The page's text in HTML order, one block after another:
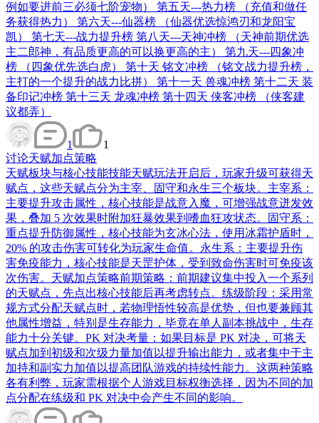
例如要进前三必须七阶宠物） 第五天---热力榜 （充值和做任
务获得热力） 第六天---仙器榜 （仙器优选惊鸿刃和龙阳宝
凯） 第七天---战力提升榜 第八天---天神冲榜 （天神前期优选
主二郎神，有品质更高的可以换更高的主） 第九天---四象冲
榜 （四象优先选白虎） 第十天 铭文冲榜 （铭文战力提升榜，
主打的一个提升的战力比拼） 第十一天 兽魂冲榜 第十二天 装
备印记冲榜 第十三天 龙魂冲榜 第十四天 侠客冲榜 （侠客建
议都弄）
1
1
讨论天赋加点策略
天赋板块与核心技能技能天赋玩法开启后，玩家升级可获得天
赋点，这些天赋点分为主宰、固守和永生三个板块。主宰系：
主要提升攻击属性，核心技能是战意入魔，可增强战意迸发效
果，叠加 5 次效果时附加狂暴效果到嗜血狂攻状态。固守系：
重点提升防御属性，核心技能为玄冰心法，使用冰霜护盾时，
20% 的攻击伤害可转化为玩家生命值。永生系：主要提升伤
害免疫能力，核心技能是天罡护体，受到致命伤害时可免疫该
次伤害。天赋加点策略前期策略：前期建议集中投入一个系列
的天赋点，先点出核心技能后再考虑转点。练级阶段：采用常
规方式分配天赋点时，若物理悟性较高是优势，但也要兼顾其
他属性增益，特别是生存能力，毕竟在单人副本挑战中，生存
能力十分关键。PK 对决考量：如果目标是 PK 对决，可将天
赋点加到初级和次级力量加值以提升输出能力，或者集中于主
加持和副实力加值以提高团队游戏的持续性能力。这两种策略
各有利弊，玩家需根据个人游戏目标权衡选择，因为不同的加
点分配在练级和 PK 对决中会产生不同的影响。